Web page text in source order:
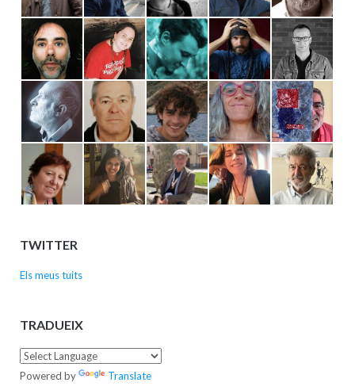
TWITTER
Els meus tuits
TRADUEIX
Powered by Translate